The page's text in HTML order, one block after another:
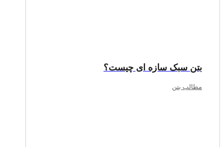
بتن سبک سازه ای چیست؟
مطالب بتن